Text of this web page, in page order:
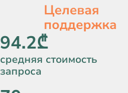
94.2₾
средняя стоимость
запроса